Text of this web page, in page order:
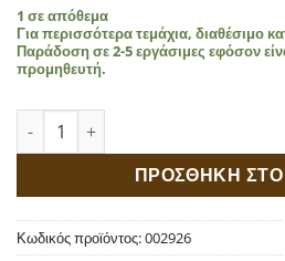
1 σε απόθεμα
Για περισσότερα τεμάχια, διαθέσιμο
Παράδοση σε 2-5 εργάσιμες εφόσον
προμηθευτή.
pHixer Λίπασμα Καλίου 1lt
ΠΡΟΣΘΗΚΗ ΣΤΟ
Κωδικός προϊόντος:002926